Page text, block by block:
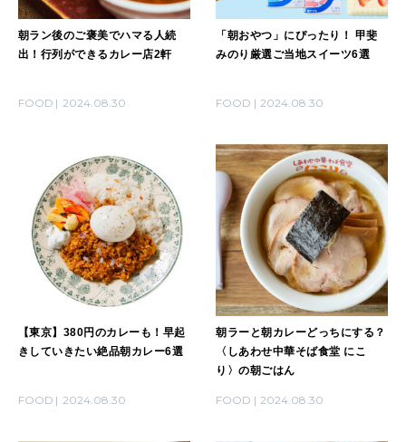
2026年2月号「良運を掴む 新・開運術。」
朝ラン後のご褒美でハマる人続
出！行列ができるカレー店2軒
FOOD 2024.08.30
「朝おやつ」にぴったり！ 甲斐
みのり厳選ご当地スイーツ6選
FOOD 2024.08.30
【東京】380円のカレーも！早起
きしていきたい絶品朝カレー6選
FOOD 2024.08.30
朝ラーと朝カレーどっちにする？
〈しあわせ中華そば食堂 にこ
り〉の朝ごはん
FOOD 2024.08.30